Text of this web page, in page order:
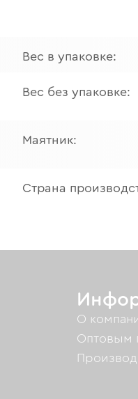
Вес в упаковке:
Вес без упаковке:
Маятник:
Страна
О
Оптовым